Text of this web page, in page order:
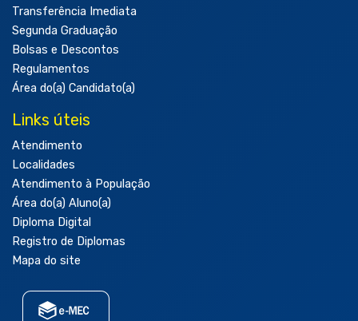
Transferência Imediata
Segunda Graduação
Bolsas e Descontos
Regulamentos
Área do(a) Candidato(a)
Links úteis
Atendimento
Localidades
Atendimento à População
Área do(a) Aluno(a)
Diploma Digital
Registro de Diplomas
Mapa do site